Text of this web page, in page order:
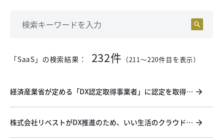
「SaaS」の検索結果： 232件 （211〜220件目を表示）
経済産業省が定める「DX認定取得事業者」に認定を取得し
株式会社リベストがDX推進のため、いい生活のクラウド・